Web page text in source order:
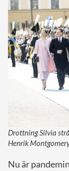
Drottning Silvia
Henrik
Nu är